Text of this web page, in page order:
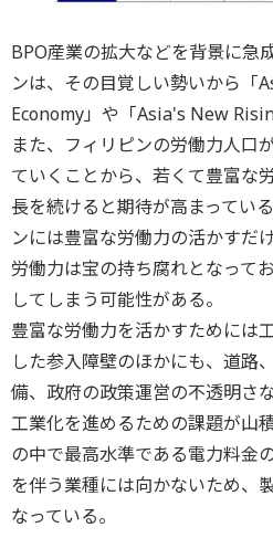
BPO産業の拡大などを背景に急
ンは、その目覚しい勢いから「
Economy」や「Asia's New
また、フィリピンの労働力人口
ていくことから、若くて豊富な
長を続けると期待が高まってい
ンには豊富な労働力の活かすだ
労働力は宝の持ち腐れとなって
してしまう可能性がある。
豊富な労働力を活かすためには
した参入障壁のほかにも、道路
備、政府の政策運営の不透明さ
工業化を進めるための課題が山
の中で最高水準である電力料金
を伴う業種には向かないため、
なっている。